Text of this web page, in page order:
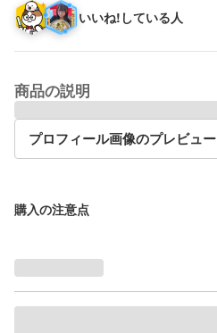
いいね!している人
商品の説明
プロフィール画像のプレビュー
購入の注意点